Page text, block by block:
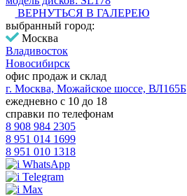
ВЕРНУТЬСЯ В ГАЛЕРЕЮ
выбранный город:
Москва
Владивосток
Новосибирск
офис продаж и склад
г. Москва, Можайское шоссе, ВЛ165Б
ежедневно с 10 до 18
справки по телефонам
8 908 984 2305
8 951 014 1699
8 951 010 1318
WhatsApp
Telegram
Max